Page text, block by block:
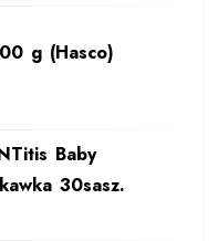
g (Hasco)
Baby
30sasz.